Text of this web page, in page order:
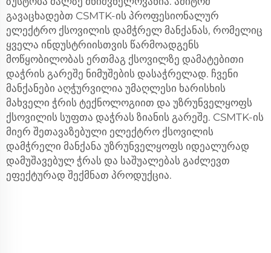
გავაცხადებთ CSMTK-ის პროფესიონალურ
ელექტრო ქსოვილის დამჭრელ მანქანას, რომელიც
ყველა ინდუსტრიისთვის წარმოადგენს
მოწყობილობას ერთმაგ ქსოვილზე დამატებითი
დაჭრის გარეშე ნიმუშების დასაჭრელად. ჩვენი
მანქანები აღჭურვილია უმაღლესი ხარისხის
მახველი ჭრის ტექნოლოგიით და უზრუნველყოფს
ქსოვილის სუფთა დაჭრას ზიანის გარეშე. CSMTK-ის
მიერ შეთავაზებული ელექტრო ქსოვილის
დამჭრელი მანქანა უზრუნველყოფს იდეალურად
დამუშავებულ ჭრას და საშუალებას გაძლევთ
ეფექტურად შექმნათ პროდუქცია.